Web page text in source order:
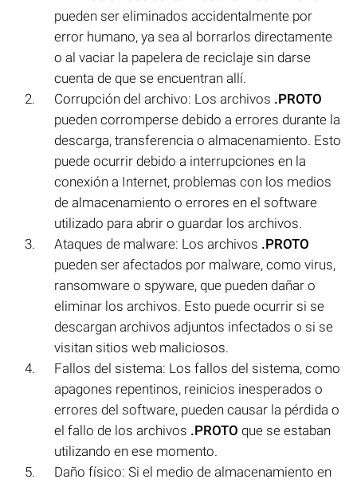
pueden ser eliminados accidentalmente por
error humano, ya sea al borrarlos directamente
o al vaciar la papelera de reciclaje sin darse
cuenta de que se encuentran allí.
Corrupción del archivo: Los archivos .PROTO
pueden corromperse debido a errores durante la
descarga, transferencia o almacenamiento. Esto
puede ocurrir debido a interrupciones en la
conexión a Internet, problemas con los medios
de almacenamiento o errores en el software
utilizado para abrir o guardar los archivos.
Ataques de malware: Los archivos .PROTO
pueden ser afectados por malware, como virus,
ransomware o spyware, que pueden dañar o
eliminar los archivos. Esto puede ocurrir si se
descargan archivos adjuntos infectados o si se
visitan sitios web maliciosos.
Fallos del sistema: Los fallos del sistema, como
apagones repentinos, reinicios inesperados o
errores del software, pueden causar la pérdida o
el fallo de los archivos .PROTO que se estaban
utilizando en ese momento.
Daño físico: Si el medio de almacenamiento en